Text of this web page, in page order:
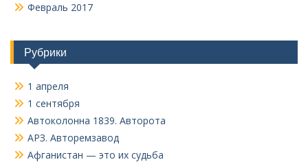
Февраль 2017
Рубрики
1 апреля
1 сентября
Автоколонна 1839. Авторота
АРЗ. Авторемзавод
Афганистан — это их судьба